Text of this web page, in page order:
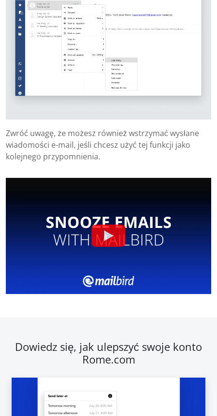
Zwróć uwagę, że możesz również wstrzymać wysłane
wiadomości e-mail, jeśli chcesz użyć tej funkcji jako
kolejnego przypomnienia.
Dowiedz się, jak ulepszyć swoje konto
Rome.com